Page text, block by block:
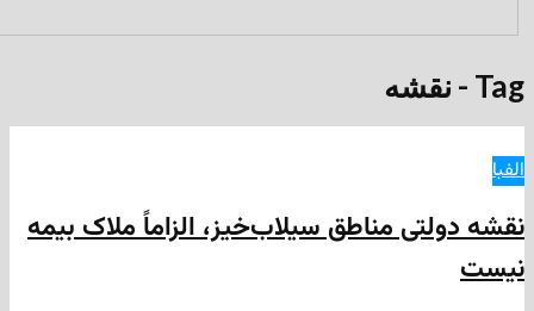
مناطق سیلاب‌خیز، الزاماً ملاک بیمه